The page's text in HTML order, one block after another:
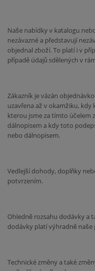
Naše nabídky v katalogu
nezávazné a představují
objednal zboží. To platí i v
případě údajů sdělených v
Zákazník je vázán
uzavřena až v okamžiku,
kterou jsme za tímto účelem
dálnopisem a kdy toto
nebo dálnopisem.
Vedlejší dohody, doplňky
potvrzením.
Ohledně rozsahu dodávky a
dodávky platí výhradně
Technické změny a také